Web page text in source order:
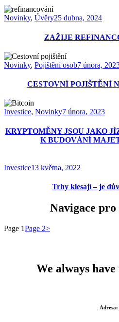
Novinky, Úvěry25 dubna, 2024
ZAŽIJE
Novinky, Pojištění osob7 února,
CESTOVNÍ POJIŠTĚNÍ
Investice, Novinky7 února, 2023
KRYPTOMĚNY JSOU JAKO
K BUDOVÁNÍ
Investice13 května, 2022
Trhy klesají – je
Navigace
Page 1Page 2>
We always
Adresa: